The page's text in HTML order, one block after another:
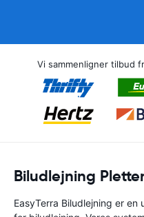
Vi sammenligner tilbud
Biludlejning
EasyTerra Biludlejning er